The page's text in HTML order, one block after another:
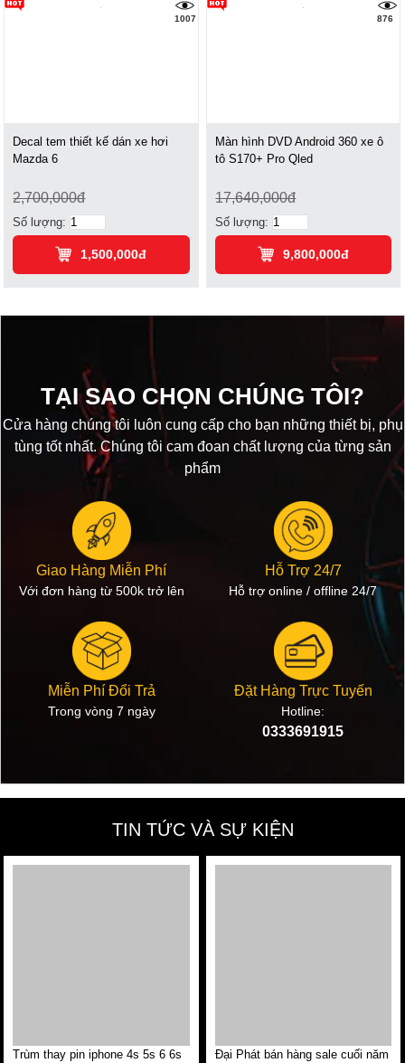
1007
Decal tem thiết kế dán xe hơi
Mazda 6
2,700,000đ
Số lượng:
1,500,000đ
876
Màn hình DVD Android 360 xe ô
tô S170+ Pro Qled
17,640,000đ
Số lượng:
9,800,000đ
TẠI SAO CHỌN CHÚNG TÔI?
Cửa hàng chúng tôi luôn cung cấp cho bạn những thiết bị, phụ
tùng tốt nhất. Chúng tôi cam đoan chất lượng của từng sản
phẩm
Giao Hàng Miễn Phí
Với đơn hàng từ 500k trở lên
Hỗ Trợ 24/7
Hỗ trợ online / offline 24/7
Miễn Phí Đổi Trả
Trong vòng 7 ngày
Đặt Hàng Trực Tuyến
Hotline:
0333691915
TIN TỨC VÀ SỰ KIỆN
Trùm thay pin iphone 4s 5s 6 6s
Đại Phát bán hàng sale cuối năm